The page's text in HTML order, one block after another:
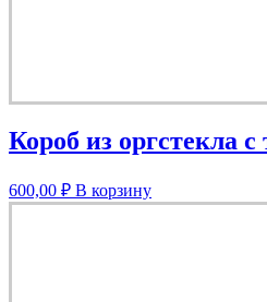
Короб из оргстекла
600,00 ₽ В корзину